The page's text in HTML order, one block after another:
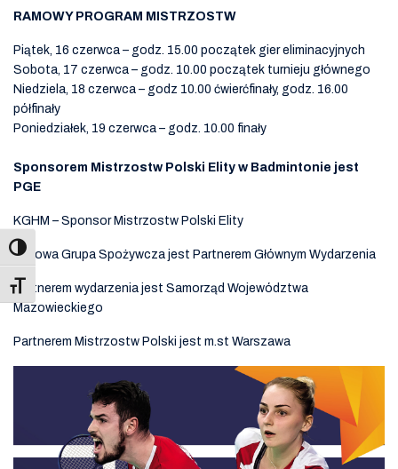
Toggle Font size
RAMOWY PROGRAM MISTRZOSTW
Piątek, 16 czerwca – godz. 15.00 początek gier eliminacyjnych
Sobota, 17 czerwca – godz. 10.00 początek turnieju głównego
Niedziela, 18 czerwca – godz 10.00 ćwierćfinały, godz. 16.00
półfinały
Poniedziałek, 19 czerwca – godz. 10.00 finały
Sponsorem Mistrzostw Polski Elity w Badmintonie jest
PGE
KGHM – Sponsor Mistrzostw Polski Elity
Krajowa Grupa Spożywcza jest Partnerem Głównym Wydarzenia
Partnerem wydarzenia jest Samorząd Województwa
Mazowieckiego
Partnerem Mistrzostw Polski jest m.st Warszawa